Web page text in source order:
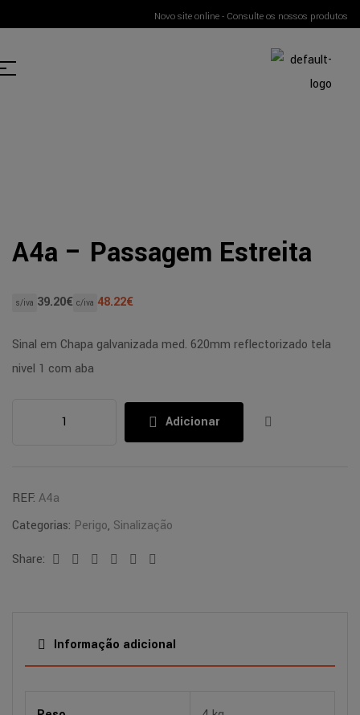
Novo site online - Consulte os nossos produtos
A4a – Passagem Estreita
39.20€
s/iva 48.22€
c/iva
Sinal em Chapa galvanizada med. 620mm reflectorizado tela
nivel 1 com aba
Adicionar
REF: A4a
Categorias: Perigo, Sinalização
Share:
Facebook
TwitterLinkedinGoogle+Pinterest
Informação adicional